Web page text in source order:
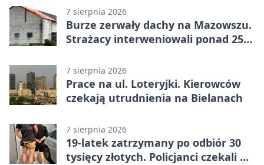
7 sierpnia 2026
Burze zerwały dachy na Mazowszu.
Strażacy interweniowali ponad 250
7 sierpnia 2026
Prace na ul. Loteryjki. Kierowców
czekają utrudnienia na Bielanach
7 sierpnia 2026
19-latek zatrzymany po odbiór 30
tysięcy złotych. Policjanci czekali w